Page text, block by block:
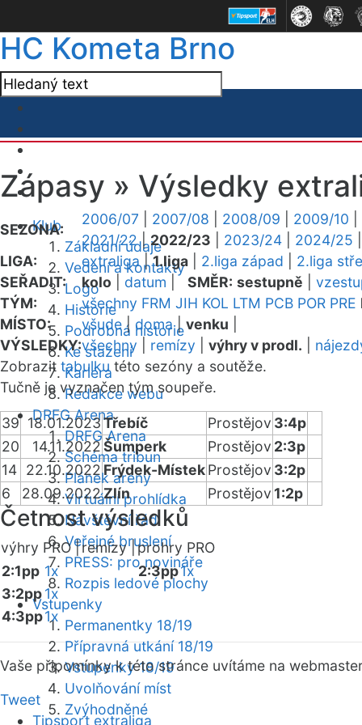
HC Kometa Brno
Klub
Základní údaje
Vedení a kontakty
Logo
Historie
Podrobná historie
Ke stažení
Kariéra
Redakce webu
DRFG Arena
DRFG Arena
Schéma tribun
Plánek areny
Virtuální prohlídka
Návštěvní řád
Veřejné bruslení
PRESS: pro novináře
Rozpis ledové plochy
Vstupenky
Permanentky 18/19
Přípravná utkání 18/19
Vstupenky 18/19
Uvolňování míst
Zvýhodněné
Zápasy » Výsledky
SEZONA:
2006/07 2007/08 2008/09 2009/10
2021/22|2022/23 2023/24 2024/25
LIGA:
extraliga |1.liga 2.liga západ 2.liga
SEŘADIT:
kolo datum SMĚR: sestupně
TÝM:
všechny FRM JIH KOL LTM PCB POR PRE
MÍSTO:
všude| doma| venku
VÝSLEDKY:všechny remízy výhry v prodl.
Zobrazit tabulku této sezóny a soutěže.
Tučně je vyznačen tým soupeře.
39 18.01.2023Třebíč Prostějov 3:4p
20
14.11.2022Šumperk Prostějov 2:3p
14 22.10.2022 Frýdek-MístekProstějov 3:2p
6
28.09.2022Zlín Prostějov 1:2p
Četnost výsledků
výhry PRO |remízy |prohry PRO
2:1pp 1x
3:2pp1x
4:3pp1x
2:3pp1x
Vaše připomínky k této stránce uvítáme na webmaster
Tweet
Tipsport extraliga